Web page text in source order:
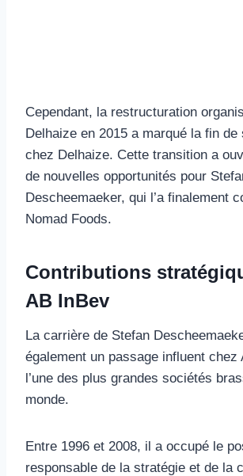
Cependant, la restructuration
Delhaize en 2015 a marqué la fin de
chez Delhaize. Cette transition a
de nouvelles opportunités pour
Descheemaeker, qui l’a finalement
Nomad Foods.
Contributions
AB InBev
La carrière de Stefan
également un passage influent chez
l’une des plus grandes sociétés
monde.
Entre 1996 et 2008, il a occupé le
responsable de la stratégie et de la